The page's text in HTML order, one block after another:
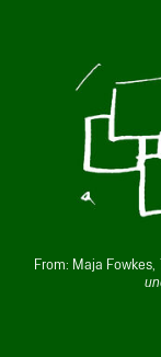
From: Maja Fowkes,